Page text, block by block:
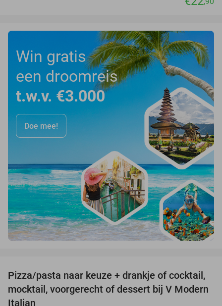
Win gratis
een droomreis
t.w.v. €3.000
Doe mee!
28%
Pizza/pasta naar keuze + drankje of cocktail,
mocktail, voorgerecht of dessert bij V Modern
Italian